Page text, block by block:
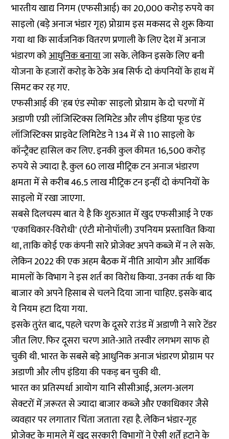
भारतीय खाद्य निगम (एफसीआई) का 20,000 करोड़ रुपये का
साइलो (बड़े अनाज भंडार गृह) प्रोग्राम इस मकसद से शुरू किया
गया था कि सार्वजनिक वितरण प्रणाली के लिए देश में अनाज
भंडारण कोआधुनिक बनायाजा सके. लेकिन इसके लिए बनी
योजना के हजारों करोड़ के ठेके अब सिर्फ दो कंपनियों के हाथ में
सिमट कर रह गए.
एफसीआई की 'हब एंड स्पोक' साइलो प्रोग्राम के दो चरणों में
अडाणी एग्री लॉजिस्टिक्स लिमिटेड और लीप इंडिया फूड एंड
लॉजिस्टिक्स प्राइवेट लिमिटेड ने 134 में से 110 साइलो के
कॉन्ट्रैक्ट हासिल कर लिए. इनकी कुल कीमत 16,500 करोड़
रुपये से ज्यादा है. कुल 60 लाख मीट्रिक टन अनाज भंडारण
क्षमता में से करीब 46.5 लाख मीट्रिक टन इन्हीं दो कंपनियों के
साइलो में रखा जाएगा.
सबसे दिलचस्प बात ये है कि शुरुआत में खुद एफसीआई ने एक
'एकाधिकार-विरोधी' (एंटी मोनोपॉली) उपनियम प्रस्तावित किया
था, ताकि कोई एक कंपनी सारे प्रोजेक्ट अपने कब्जे में न ले सके.
लेकिन 2022 की एक अहम बैठक में नीति आयोग और आर्थिक
मामलों के विभाग ने इस शर्त का विरोध किया. उनका तर्क था कि
बाजार को अपने हिसाब से चलने दिया जाना चाहिए. इसके बाद
ये नियम हटा दिया गया.
इसके तुरंत बाद, पहले चरण के दूसरे राउंड में अडाणी ने सारे टेंडर
जीत लिए. फिर दूसरा चरण आते-आते तस्वीर लगभग साफ हो
चुकी थी. भारत के सबसे बड़े आधुनिक अनाज भंडारण प्रोग्राम पर
अडाणी और लीप इंडिया की पकड़ बन चुकी थी.
भारत का प्रतिस्पर्धा आयोग यानि सीसीआई, अलग-अलग
सेक्टरों में ज़रूरत से ज्यादा बाजार कब्जे और एकाधिकार जैसे
व्यवहार पर लगातार चिंता जताता रहा है. लेकिन भंडार-गृह
प्रोजेक्ट के मामले में खुद सरकारी विभागों ने ऐसी शर्तें हटाने के